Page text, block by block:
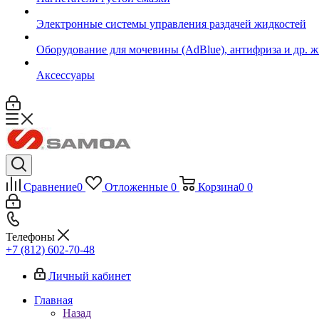
Электронные системы управления раздачей жидкостей
Оборудование для мочевины (AdBlue), антифриза и др.
Аксессуары
Сравнение0 Отложенные 0 Корзина0 0
Телефоны
+7 (812) 602-70-48
Личный кабинет
Главная
Назад